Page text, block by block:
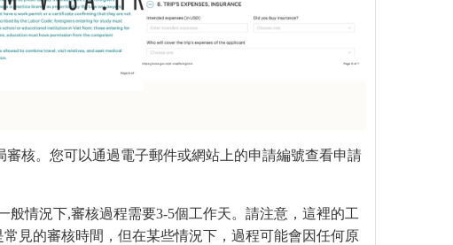
核。您可以通過電子郵件或網站上的申請編號查看申請
情況下,審核過程需要3-5個工作天。請注意，這裡的工
見的審核時間，但在某些情況下，過程可能會因任何原